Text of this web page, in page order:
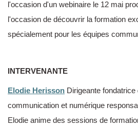
l'occasion d'un webinaire le 12 mai
l'occasion de découvrir la formation
spécialement pour les équipes
INTERVENANTE
Elodie Herisson Dirigeante
communication et numérique
Elodie anime des sessions de